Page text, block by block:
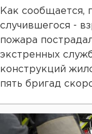
Как сообщается,
случившегося -
пожара
экстренных
конструкций
пять бригад